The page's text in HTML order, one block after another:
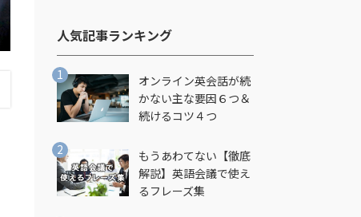
人気記事ランキング​
オンライン英会話が続
かない主な要因６つ＆
続けるコツ４つ
もうあわてない【徹底
解説】英語会議で使え
るフレーズ集